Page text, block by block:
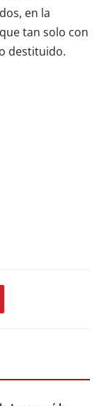
en la
tan solo con
destituido.